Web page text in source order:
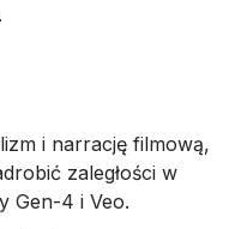
i narrację filmową,
zaległości w
Gen-4 i Veo.